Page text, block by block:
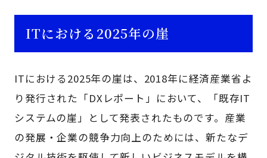
ITにおける2025年の崖
ITにおける2025年の崖は、2018年に経済産業省よ
り発行された「DXレポート」において、「既存IT
システムの崖」として発表されたものです。産業
の発展・企業の競争力向上のためには、新たなデ